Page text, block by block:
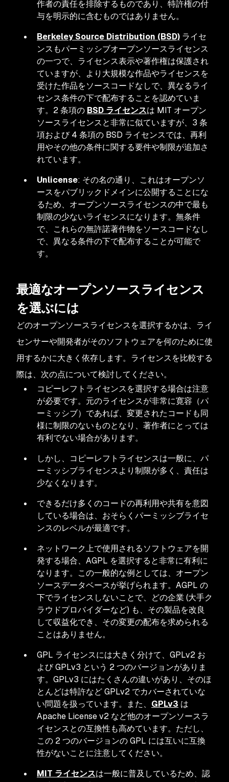
作者の責任を排除するものであり、特許権の付
与を明示的に含むものではありません。
Berkeley Source Distribution (BSD) ライセ
ンスもパーミッシブオープンソースライセンス
の一つで、ライセンス表示や著作権は保護され
ていますが、より大規模な作品やライセンスを
受けた作品をソースコードなしで、異なるライ
センス条件の下で配布することを認めていま
す。2 条項の BSD ライセンスは MIT オープン
ソースライセンスと非常に似ていますが、3 条
項および 4 条項の BSD ライセンスでは、再利
用やその他の条件に関する要件や制限が追加さ
れています。
Unlicense: その名の通り、これはオープンソ
ースをパブリックドメインに公開することにな
るため、オープンソースライセンスの中で最も
制限の少ないライセンスになります。無条件
で、これらの無許諾著作物をソースコードなし
で、異なる条件の下で配布することが可能で
す。
最適なオープンソースライセンス
を選ぶには
どのオープンソースライセンスを選択するかは、ライ
センサーや開発者がそのソフトウェアを何のために使
用するかに大きく依存します。ライセンスを比較する
際は、次の点について検討してください。
コピーレフトライセンスを選択する場合は注意
が必要です。元のライセンスが非常に寛容（パ
ーミッシブ）であれば、変更されたコードも同
様に制限のないものとなり、著作者にとっては
有利でない場合があります。
しかし、コピーレフトライセンスは一般に、パ
ーミッシブライセンスより制限が多く、責任は
少なくなります。
できるだけ多くのコードの再利用や共有を意図
している場合は、おそらくパーミッシブライセ
ンスのレベルが最適です。
ネットワーク上で使用されるソフトウェアを開
発する場合、AGPL を選択すると非常に有利に
なります。この一般的な例としては、オープン
ソースデータベースが挙げられます。AGPL の
下でライセンスしないことで、どの企業 (大手ク
ラウドプロバイダーなど) も、その製品を改良
して収益化でき、その変更の配布を求められる
ことはありません。
GPL ライセンスには大きく分けて、GPLv2 お
よび GPLv3 という 2 つのバージョンがありま
す。GPLv3 にはたくさんの違いがあり、そのほ
とんどは特許など GPLv2 でカバーされていな
い問題を扱っています。また、 GPLv3 は
Apache License v2 など他のオープンソースラ
イセンスとの互換性も高めています。ただし、
この 2 つのバージョンの GPL には互いに互換
性がないことに注意してください。
MIT ライセンスは一般に普及しているため、認